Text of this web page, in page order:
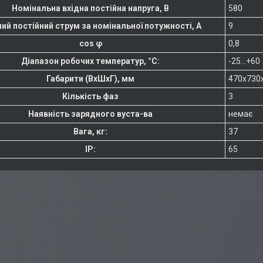
Номінальна вхідна постійна напруга, В
580
постійний струм за номінальної потужності, А
9
cos φ
0,8
Діапазон робочих температур, °C:
-25...+60
Габарити (ВхШхГ), мм
Кількість фаз
3
Наявність зарядного вуста-ва
немає
Вага, кг:
37
IP:
65